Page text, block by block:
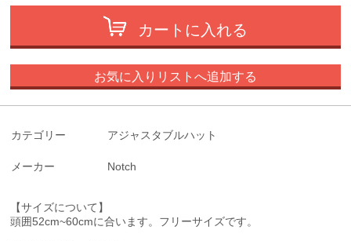
カートに入れる
お気に入りリストへ追加する
カテゴリー アジャスタブルハット
メーカー Notch
【サイズについて】
頭囲52cm~60cmに合います。 フリーサイズです。